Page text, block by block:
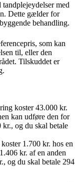
med
Dette gælder for
behandling.
som kan
til, eller den
Tilskuddet er
koster 43.000 kr.
kan udføre den for
og du skal betale
1.700 kr. hos en
kr. af en anden
og du skal betale 294